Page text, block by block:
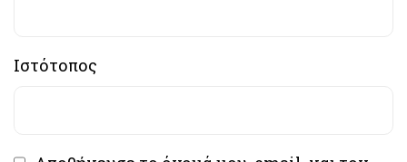
Ιστότοπος